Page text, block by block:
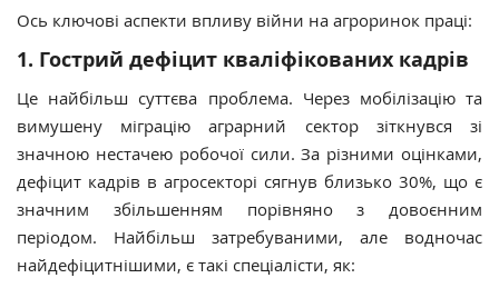
Ось ключові аспекти впливу війни на агроринок праці:
1. Гострий дефіцит кваліфікованих кадрів
Це найбільш суттєва проблема. Через мобілізацію та
вимушену міграцію аграрний сектор зіткнувся зі
значною нестачею робочої сили. За різними оцінками,
дефіцит кадрів в агросекторі сягнув близько 30%, що є
значним збільшенням порівняно з довоєнним
періодом. Найбільш затребуваними, але водночас
найдефіцитнішими, є такі спеціалісти, як: